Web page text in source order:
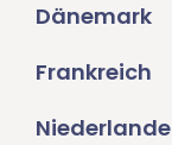
Dänemark
Frankreich
Niederlande